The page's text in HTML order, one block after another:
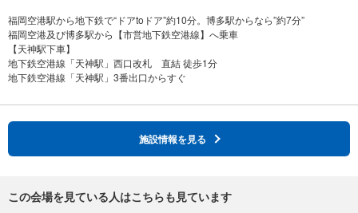
福岡空港駅から地下鉄で“ドアtoドア”約10分。博多駅からなら”約7分”
福岡空港及び博多駅から【市営地下鉄空港線】へ乗車
【天神駅下車】
地下鉄空港線「天神駅」西口改札 直結 徒歩1分
施設情報を見る
この会場を見ている人はこちらも見ています